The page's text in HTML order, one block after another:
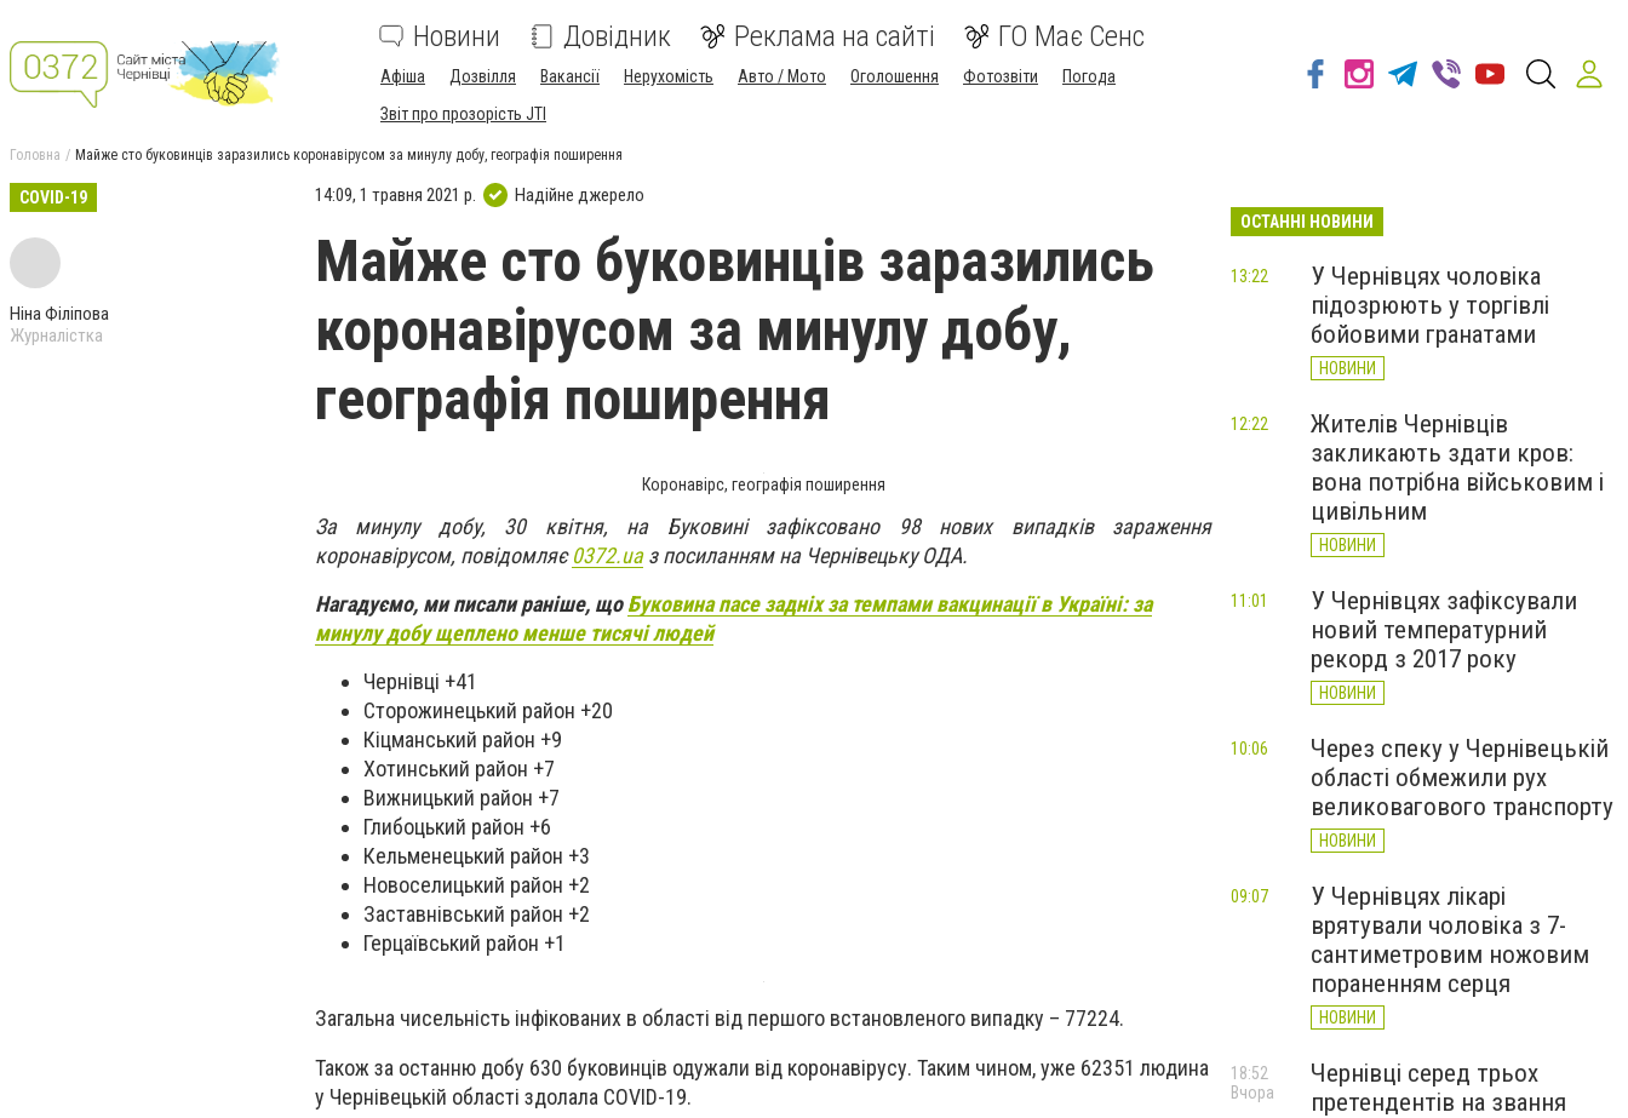
Новини Довідник Реклама на сайті ГО Має Сенс
Афіша Дозвілля Вакансії Нерухомість Авто / Мото Оголошення Фотозвіти
Погода
Звіт про прозорість JTI
Головна Майже сто буковинців заразились коронавірусом за минулу добу, географія поширення
COVID-19
Ніна Філіпова
Журналістка
14:09, 1 травня 2021 р. Надійне джерело
Майже сто буковинців заразились
коронавірусом за минулу добу,
географія поширення
Коронавірс, географія поширення
За минулу добу, 30 квітня, на Буковині зафіксовано 98 нових випадків зараження
коронавірусом, повідомляє0372.uaз посиланням на Чернівецьку ОДА.
Нагадуємо, ми писали раніше, щоБуковина пасе задніх за темпами вакцинації в Україні: за
минулу добу щеплено менше тисячі людей
Чернівці +41
Сторожинецький район +20
Кіцманський район +9
Хотинський район +7
Вижницький район +7
Глибоцький район +6
Кельменецький район +3
Новоселицький район +2
Заставнівський район +2
Герцаївський район +1
Загальна чисельність інфікованих в області від першого встановленого випадку – 77224.
Також за останню добу 630 буковинців одужали від коронавірусу. Таким чином, уже 62351 людина
у Чернівецькій області здолала COVID-19.
ОСТАННІ НОВИНИ
У Чернівцях чоловіка
підозрюють у торгівлі
бойовими гранатами
НОВИНИ
13:22
Жителів Чернівців
закликають здати кров:
вона потрібна військовим і
цивільним
НОВИНИ
12:22
У Чернівцях зафіксували
новий температурний
рекорд з 2017 року
НОВИНИ
11:01
Через спеку у Чернівецькій
області обмежили рух
великовагового транспорту
НОВИНИ
10:06
У Чернівцях лікарі
врятували чоловіка з 7-
сантиметровим ножовим
пораненням серця
НОВИНИ
09:07
Чернівці серед трьох
претендентів на звання
18:52
Вчора